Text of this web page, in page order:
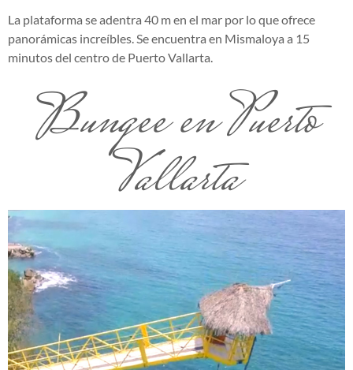
La plataforma se adentra 40 m en el mar por lo que ofrece
panorámicas increíbles. Se encuentra en Mismaloya a 15
minutos del centro de Puerto Vallarta.
Bungee en Puerto
Vallarta